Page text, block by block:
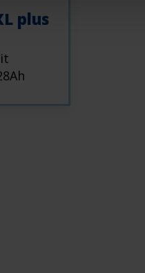
plus